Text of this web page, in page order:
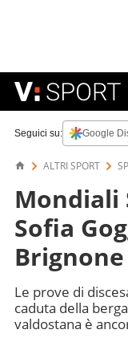
Seguici su: Google
ALTRI SPORT
Mondiali
Sofia
Le prove di
caduta della
valdostana è